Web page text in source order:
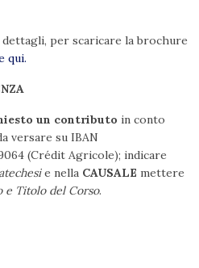
per scaricare la brochure
qui.
un contributo in conto
versare su IBAN
(Crédit Agricole); indicare
e nella CAUSALE mettere
e Titolo del Corso.